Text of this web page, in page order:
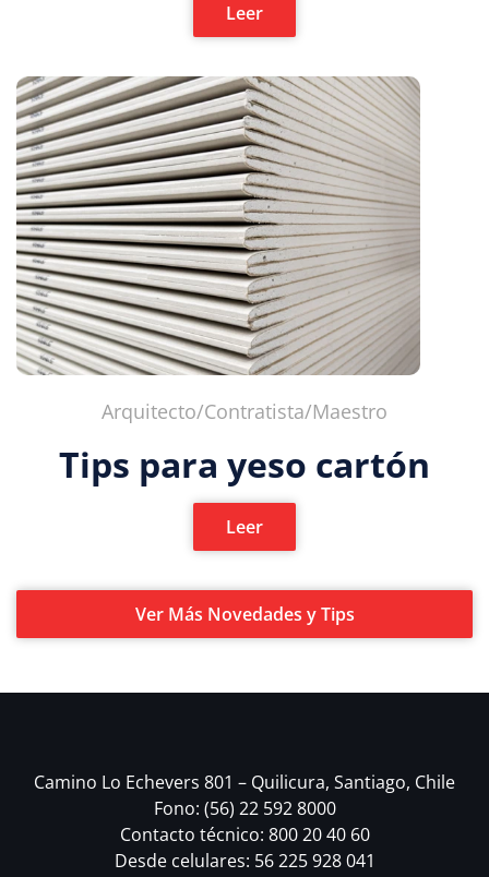
Leer
Arquitecto/Contratista/Maestro
Tips para yeso cartón
Leer
Ver Más Novedades y Tips
Camino Lo Echevers 801 – Quilicura, Santiago, Chile
Fono: (56) 22 592 8000
Contacto técnico: 800 20 40 60
Desde celulares: 56 225 928 041